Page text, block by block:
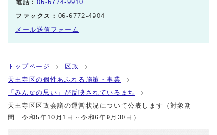
電話： 06-6774-9910
ファックス： 06-6772-4904
メール送信フォーム
トップページ
区政
天王寺区の個性あふれる施策・事業
「みんなの思い」が反映されているまち
天王寺区区政会議の運営状況について公表します（対象期
間 令和5年10月1日～令和6年9月30日）